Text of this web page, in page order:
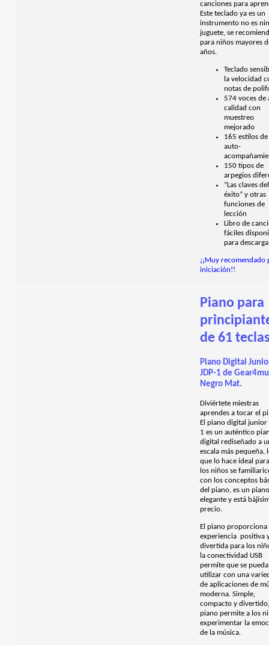
canciones para
Este teclado ya es un
instrumento no es
juguete, se
para niños mayores
años.
Teclado
la velocidad
notas de
574 voces de
calidad con
muestreo
mejorado
165 estilos de
auto-
150 tipos de
arpegios
“Las claves del
éxito” y otras
funciones de
lección
Libro de
fáciles
para descarga
¡¡Muy recomendado
iniciación!!
Piano para
de 61
Piano Digital
JDP-1 de
Negro Mat.
Diviértete miestras
aprendes a tocar el
El piano digital junior
1 es un auténtico
digital rediseñado a
escala más pequeña,
que lo hace ideal
los niños se
con los conceptos
del piano, es un
elegante y está
precio.
El piano proporciona
experiencia positiva
divertida para los
la conectividad USB
permite que se pueda
utilizar con una
de aplicaciones de
moderna. Simple,
compacto y
piano permite a los
experimentar la
de la música.